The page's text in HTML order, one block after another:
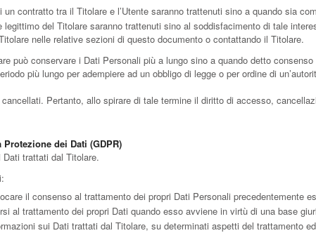
contratto tra il Titolare e l’Utente saranno trattenuti sino a quando sia
del Titolare saranno trattenuti sino al soddisfacimento di tale
nelle relative sezioni di questo documento o contattando il Titolare.
può conservare i Dati Personali più a lungo sino a quando detto
più lungo per adempiere ad un obbligo di legge o per ordine di
Pertanto, allo spirare di tale termine il diritto di accesso,
dei Dati (GDPR)
trattati dal Titolare.
il consenso al trattamento dei propri Dati Personali precedentemente
al trattamento dei propri Dati quando esso avviene in virtù di una base
sui Dati trattati dal Titolare, su determinati aspetti del trattamento